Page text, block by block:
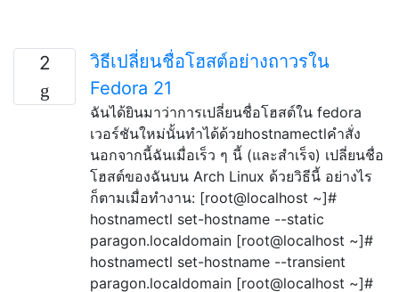
2
วิธีเปลี่ยนชื่อโฮสต์อย่างถาวรใน
Fedora 21
ฉันได้ยินมาว่าการเปลี่ยนชื่อโฮสต์ใน fedora
เวอร์ชันใหม่นั้นทำได้ด้วยhostnamectlคำสั่ง
นอกจากนี้ฉันเมื่อเร็ว ๆ นี้ (และสำเร็จ) เปลี่ยนชื่อ
โฮสต์ของฉันบน Arch Linux ด้วยวิธีนี้ อย่างไร
ก็ตามเมื่อทำงาน: [root@localhost ~]#
hostnamectl set-hostname --static
paragon.localdomain [root@localhost ~]#
hostnamectl set-hostname --transient
paragon.localdomain [root@localhost ~]#